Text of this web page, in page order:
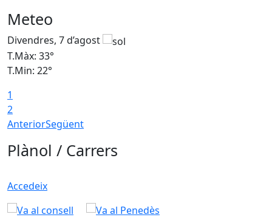
Meteo
Divendres, 7 d’agost
T.Màx: 33°
T.Min: 22°
1
2
AnteriorSegüent
Plànol / Carrers
Accedeix